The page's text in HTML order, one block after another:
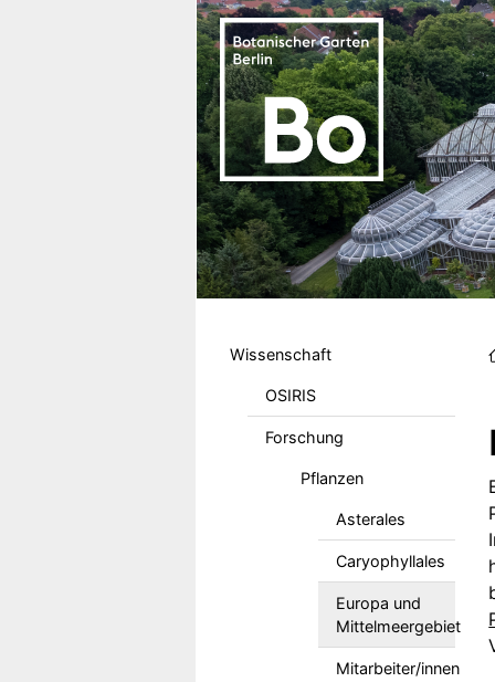
Wissenschaft
OSIRIS
Forschung
Pflanzen
Asterales
Caryophyllales
Europa und
Mittelmeergebiet
Mitarbeiter/innen